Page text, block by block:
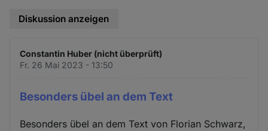
Diskussion anzeigen
Constantin Huber (nicht überprüft)
Fr. 26 Mai 2023 - 13:50
Besonders übel an dem Text
Besonders übel an dem Text von Florian Schwarz,